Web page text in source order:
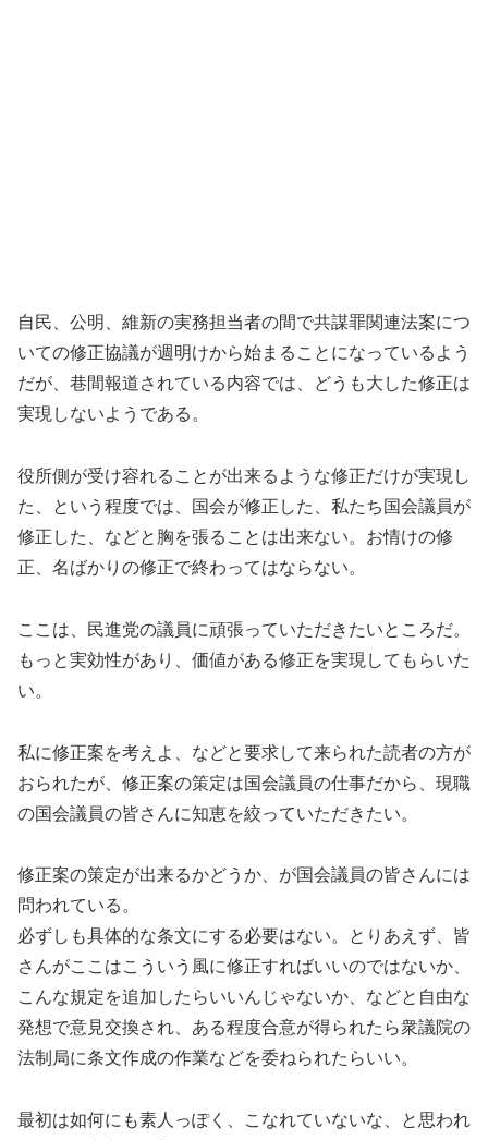
自民、公明、維新の実務担当者の間で共謀罪関連法案につ
いての修正協議が週明けから始まることになっているよう
だが、巷間報道されている内容では、どうも大した修正は
実現しないようである。
役所側が受け容れることが出来るような修正だけが実現し
た、という程度では、国会が修正した、私たち国会議員が
修正した、などと胸を張ることは出来ない。お情けの修
正、名ばかりの修正で終わってはならない。
ここは、民進党の議員に頑張っていただきたいところだ。
もっと実効性があり、価値がある修正を実現してもらいた
い。
私に修正案を考えよ、などと要求して来られた読者の方が
おられたが、修正案の策定は国会議員の仕事だから、現職
の国会議員の皆さんに知恵を絞っていただきたい。
修正案の策定が出来るかどうか、が国会議員の皆さんには
問われている。
必ずしも具体的な条文にする必要はない。とりあえず、皆
さんがここはこういう風に修正すればいいのではないか、
こんな規定を追加したらいいんじゃないか、などと自由な
発想で意見交換され、ある程度合意が得られたら衆議院の
法制局に条文作成の作業などを委ねられたらいい。
最初は如何にも素人っぽく、こなれていないな、と思われ